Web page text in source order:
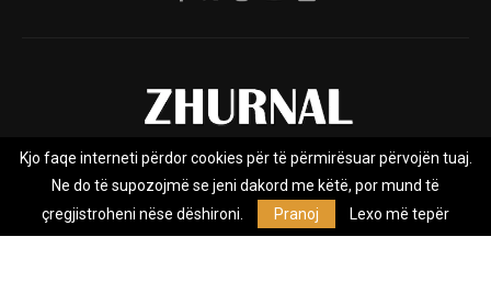
Rreth nesh Impresumi Marketing
Privacy Policy
Zhurnal.mk është Agjenci e Lajmeve e pavarur, e themeluar në vitin
Kjo faqe interneti përdor cookies për të përmirësuar përvojën tuaj.
Ne do të supozojmë se jeni dakord me këtë, por mund të
çregjistroheni nëse dëshironi.
Pranoj Lexo më tepër